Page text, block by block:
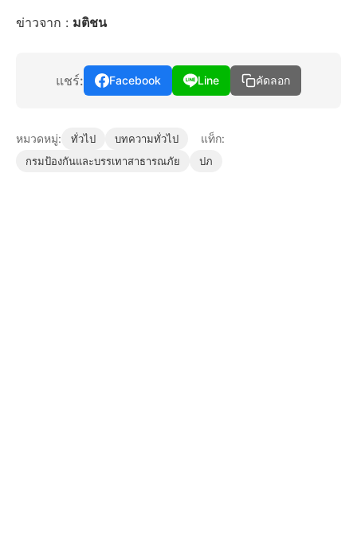
ข่าวจาก : มติชน
แชร์: Facebook Line คัดลอก
หมวดหมู่: ทั่วไป บทความทั่วไป แท็ก:
กรมป้องกันและบรรเทาสาธารณภัย ปภ